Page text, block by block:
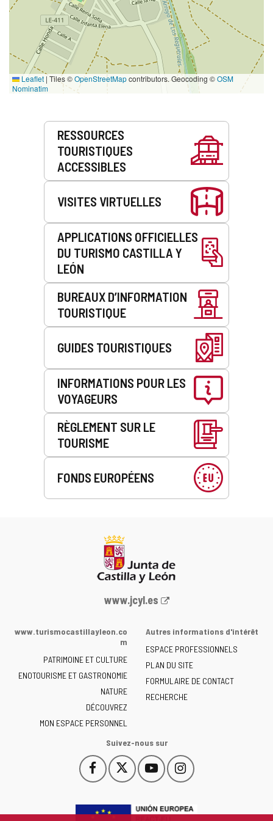
Leaflet |Tiles ©OpenStreetMapcontributors. Geocoding ©OSM
Nominatim
Prestations
RESSOURCES
TOURISTIQUES
ACCESSIBLES
VISITES VIRTUELLES
APPLICATIONS OFFICIELLES
DU TURISMO CASTILLA Y
LEÓN
BUREAUX D’INFORMATION
TOURISTIQUE
GUIDES TOURISTIQUES
INFORMATIONS POUR LES
VOYAGEURS
RÈGLEMENT SUR LE
TOURISME
FONDS EUROPÉENS
Portail
la
de
Castilla
y
León
-
www.jcyl.es
www.turismocastillayleon.co
m
PATRIMOINE ET CULTURE
ENOTOURISME ET GASTRONOMIE
NATURE
DÉCOUVREZ
MON ESPACE PERSONNEL
Autres informations d'intérêt
ESPACE PROFESSIONNELS
PLAN DU SITE
FORMULAIRE DE CONTACT
RECHERCHE
Suivez-nous sur
Facebook
Este
enlace
abrirá
Este
enlace
abrirá
YouTube
Este
enlace
abrirá
Instagram
Este
enlace
abrirá